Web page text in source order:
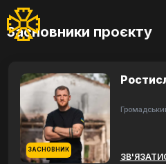
Засновники проєкту
ЗАСНОВНИК